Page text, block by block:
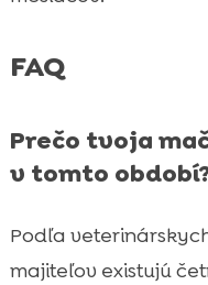
FAQ
Prečo tvoja
v tomto
Podľa
majiteľov existujú